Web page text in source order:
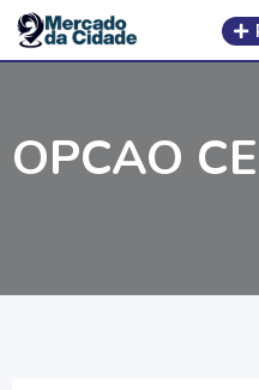
Pular
para
OPCAO